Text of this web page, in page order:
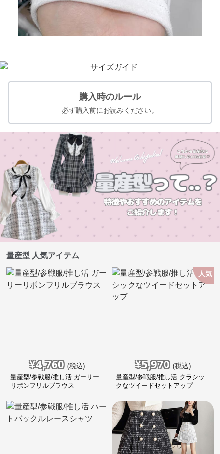
購入時のルール
必ず購入前にお読みください。
量産型 人気アイテム
¥4,760 (税込)
量産型/参戦服/推し活 ガーリー
リボンフリルブラウス
人気
¥5,970 (税込)
量産型/参戦服/推し活 クラシッ
クなツイードセットアップ